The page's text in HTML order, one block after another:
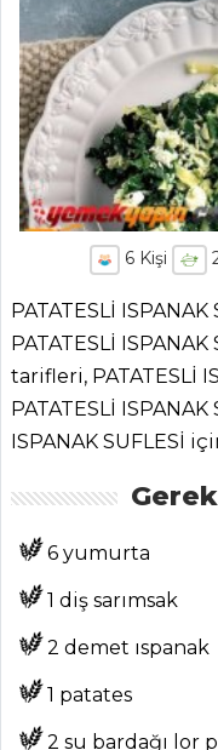
6Kişi
PATATESLİ ISPANAK
PATATESLİ
tarifleri, PATATESLİ
PATATESLİ ISPANAK
ISPANAK SUFLESİ
6 yumurta
1 diş sarımsak
2 demet ıspanak
1 patates
2 su bardağı lor